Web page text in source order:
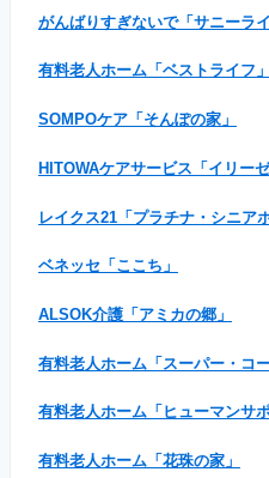
がんばりすぎないで「サニーライ
有料老人ホーム「ベストライフ」
SOMPOケア「そんぽの家」
HITOWAケアサービス「イリーゼ
レイクス21「プラチナ・シニア
ベネッセ「ここち」
ALSOK介護「アミカの郷」
有料老人ホーム「スーパー・コー
有料老人ホーム「ヒューマンサポ
有料老人ホーム「花珠の家」